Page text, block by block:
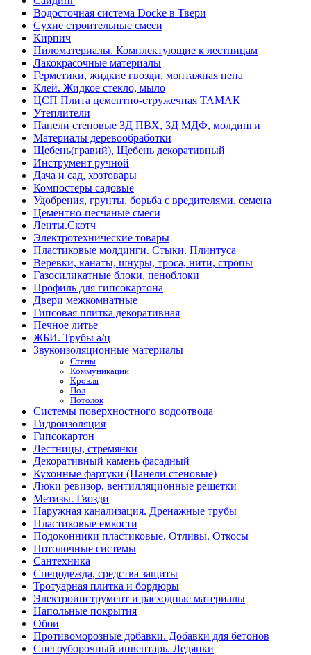
Водосточная система Docke в Твери
Сухие строительные смеси
Кирпич
Пиломатериалы. Комплектующие к лестницам
Лакокрасочные материалы
Герметики, жидкие гвозди, монтажная пена
Клей. Жидкое стекло, мыло
ЦСП Плита цементно-стружечная ТАМАК
Утеплители
Панели стеновые 3Д ПВХ, 3Д МДФ, молдинги
Материалы деревообработки
Щебень(гравий), Щебень декоративный
Инструмент ручной
Дача и сад, хозтовары
Компостеры садовые
Удобрения, грунты, борьба с вредителями, семена
Цементно-песчаные смеси
Ленты.Скотч
Электротехнические товары
Пластиковые молдинги. Стыки. Плинтуса
Веревки, канаты, шнуры, троса, нити, стропы
Газосиликатные блоки, пеноблоки
Профиль для гипсокартона
Двери межкомнатные
Гипсовая плитка декоративная
Печное литье
ЖБИ. Трубы а/ц
Звукоизоляционные материалы
Стены
Коммуникации
Кровля
Пол
Потолок
Системы поверхностного водоотвода
Гидроизоляция
Гипсокартон
Лестницы, стремянки
Декоративный камень фасадный
Кухонные фартуки (Панели стеновые)
Люки ревизор, вентилляционные решетки
Метизы. Гвозди
Наружная канализация. Дренажные трубы
Пластиковые емкости
Подоконники пластиковые. Отливы. Откосы
Потолочные системы
Сантехника
Спецодежда, средства защиты
Тротуарная плитка и бордюры
Электроинструмент и расходные материалы
Напольные покрытия
Обои
Противоморозные добавки. Добавки для бетонов
Снегоуборочный инвентарь. Ледянки